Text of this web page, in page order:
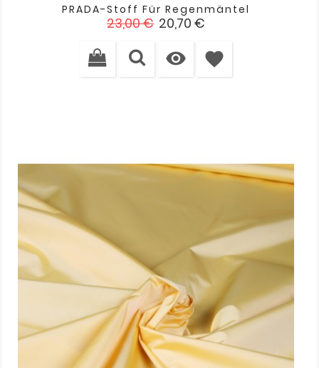
PRADA-Stoff Für Regenmäntel
Verkaufspreis
23,00 € Preis
20,70 €
 favorite